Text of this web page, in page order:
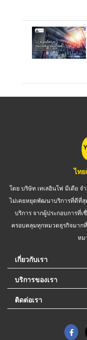
ไท
โดย บริษัท เทเลอินโฟ มีเดีย จ
ไม่เคยหยุดพัฒนาบริการที่ดีที่สุ
บริการ จากผู้ประกอบการที่
ครอบคลุมทุกหมวดธุรกิจมาก
หม
เกี่ยวกับเรา
บริการของเรา
ติดต่อเรา